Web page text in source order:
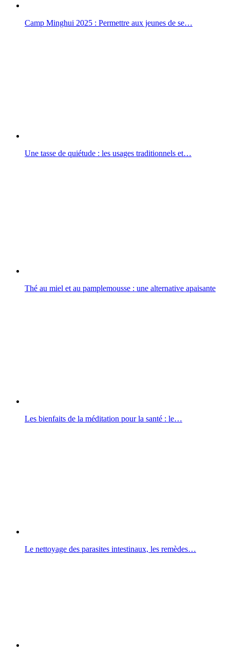
Camp Minghui 2025 : Permettre aux jeunes de se…
Une tasse de quiétude : les usages traditionnels et…
Thé au miel et au pamplemousse : une alternative apaisante
Les bienfaits de la méditation pour la santé : le…
Le nettoyage des parasites intestinaux, les remèdes…